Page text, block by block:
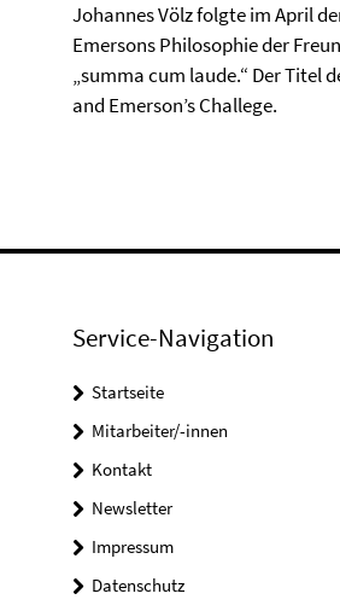
Johannes Völz folgte im April
Emersons Philosophie der
„summa cum laude.“ Der Titel
and Emerson’s Challege.
Service-Navigation
Startseite
Mitarbeiter/-innen
Kontakt
Newsletter
Impressum
Datenschutz